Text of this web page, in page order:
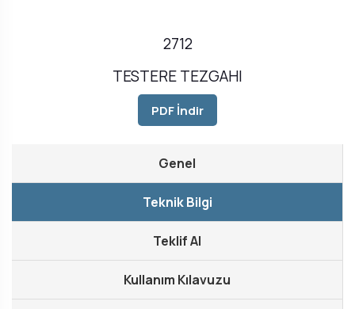
2712
TESTERE TEZGAHI
PDF İndir
Genel
Teknik Bilgi
Teklif Al
Kullanım Kılavuzu